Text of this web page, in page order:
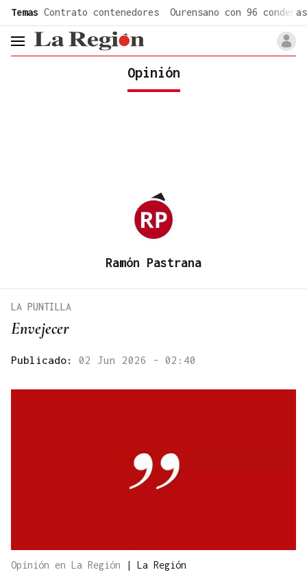
Temas Contrato contenedores Ourensano con 96 condenas
header.menu.open
Opinión
Ramón Pastrana
Envejecer
LA PUNTILLA
Publicado: 02 Jun 2026 - 02:40
Opinión en La Región | La Región